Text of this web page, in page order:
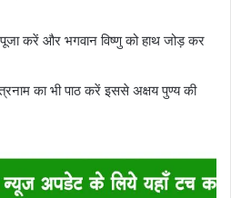
करें और भगवान विष्णु को हाथ जोड़ कर
का भी पाठ करें इससे अक्षय पुण्य की